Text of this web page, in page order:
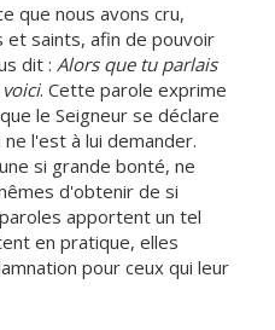
que nous avons cru,
saints, afin de pouvoir
dit : Alors que tu parlais
. Cette parole exprime
le Seigneur se déclare
l'est à lui demander.
si grande bonté, ne
d'obtenir de si
apportent un tel
en pratique, elles
pour ceux qui leur